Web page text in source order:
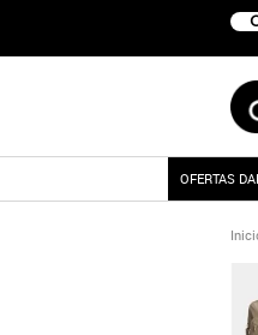
OFERTAS